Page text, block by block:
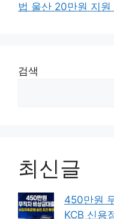
법 울산 20만원 지원
검색
최신글
450만원
KCB 신용